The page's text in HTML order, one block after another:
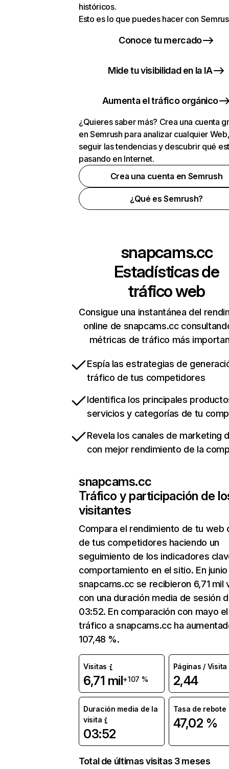
históricos.
Esto es lo que puedes hacer con
Conoce tu mercado
Mide tu visibilidad en la IA
Aumenta el tráfico orgánico
¿Quieres saber más? Crea una cuenta
en Semrush para analizar cualquier
seguir las tendencias y descubrir qué
pasando en Internet.
Crea una cuenta en Semrush
¿Qué es Semrush?
snapcams.cc
Estadísticas de
tráfico web
Consigue una instantánea del
online de snapcams.cc
métricas de tráfico más
Espía las estrategias de
tráfico de tus competidores
Identifica los principales
servicios y categorías de tu
Revela los canales de marketing
con mejor rendimiento de la
snapcams.cc
Tráfico y participación de
visitantes
Compara el rendimiento de tu web
de tus competidores haciendo un
seguimiento de los indicadores
comportamiento en el sitio. En junio
snapcams.cc se recibieron 6,71 mil
con una duración media de sesión
03:52. En comparación con mayo el
tráfico a snapcams.cc ha
107,48 %.
Visitas
6,71 mil+107 %
Páginas / Visita
2,44
Duración media de la
visita
03:52
Tasa de rebote
47,02 %
Total de últimas visitas 3 meses